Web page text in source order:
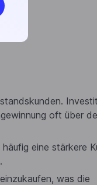
oft über
eine stärkere
was die